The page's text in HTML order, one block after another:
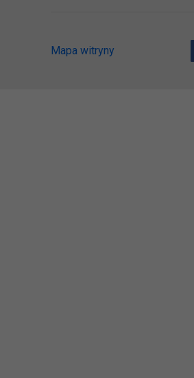
Mapa witryny